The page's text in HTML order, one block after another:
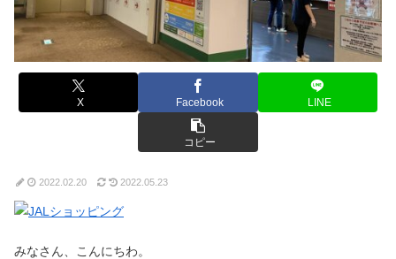
X Facebook LINE
コピー
2022.02.20 2022.05.23
みなさん、こんにちわ。